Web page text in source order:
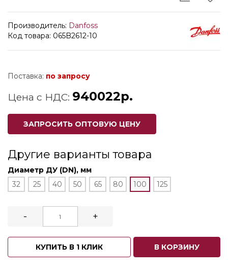
Производитель: Danfoss
Код товара: 065B2612-10
Поставка: по запросу
Цена с НДС: 940022р.
ЗАПРОСИТЬ ОПТОВУЮ ЦЕНУ
Другие варианты товара
Диаметр ДУ (DN), мм
32
25 40 50 65 80 100 125
- +
КУПИТЬ В 1 КЛИК В КОРЗИНУ